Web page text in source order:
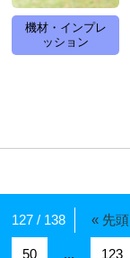
機材・インプレ
ッション
127 / 138 « 先頭
50 ... 123